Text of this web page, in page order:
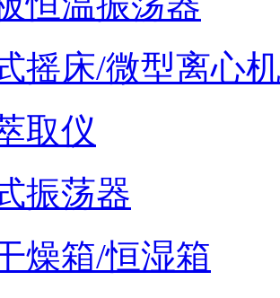
摇床/微型离心机
取仪
振荡器
燥箱/恒湿箱